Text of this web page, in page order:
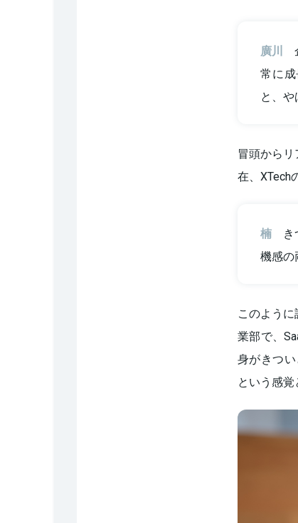
廣川
常に
と、
冒頭から
在、XTech
楠
機感の
このよう
業部で、
身がきつ
という感覚